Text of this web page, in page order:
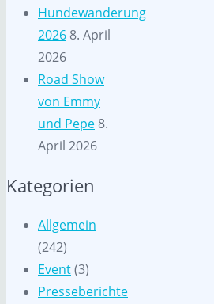
Hundewanderung
2026 8. April
2026
Road Show
von Emmy
und Pepe 8.
April 2026
Kategorien
Allgemein
(242)
Event(3)
Presseberichte